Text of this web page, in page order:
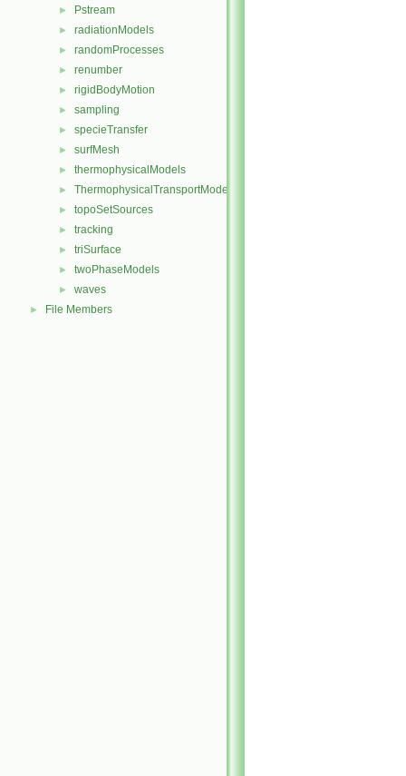
► Pstream
► radiationModels
► randomProcesses
► renumber
► rigidBodyMotion
► sampling
► specieTransfer
► surfMesh
► thermophysicalModels
► ThermophysicalTransportModels
► topoSetSources
► tracking
► triSurface
► twoPhaseModels
► waves
► File Members